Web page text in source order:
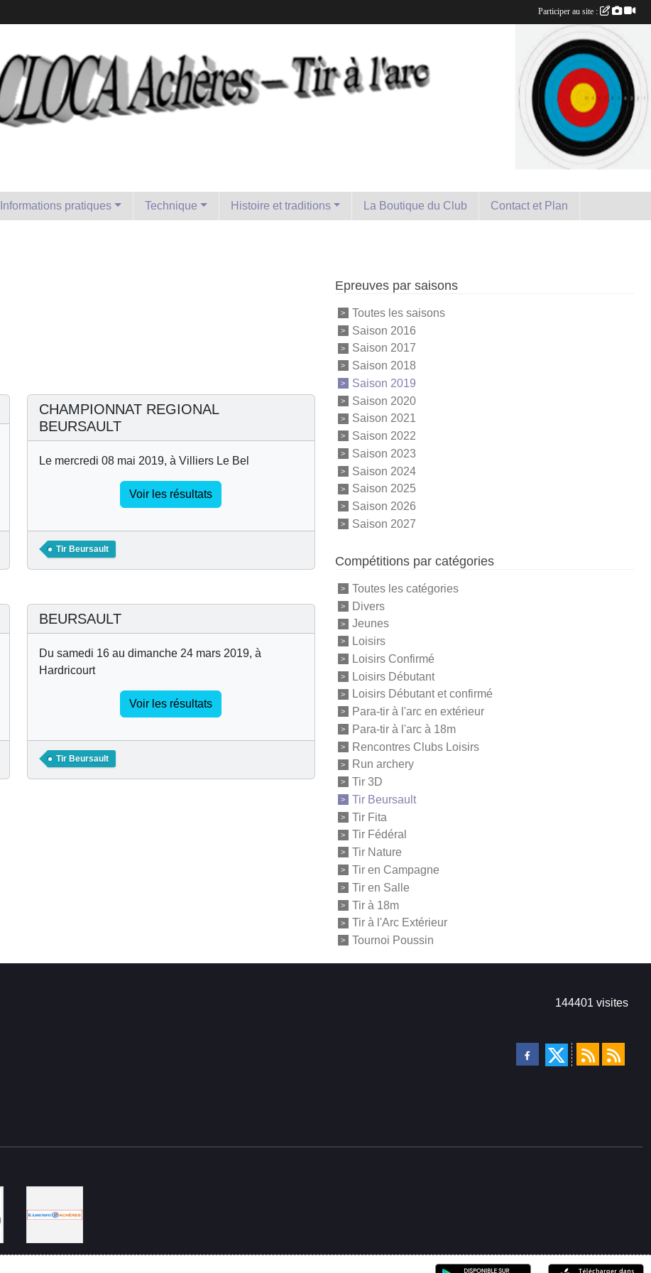
Informations pratiques Technique Histoire et traditions La Boutique du Club Contact et Plan
CHAMPIONNAT REGIONAL
BEURSAULT
Le mercredi 08 mai 2019, à Villiers Le Bel
Voir les résultats
Tir Beursault
BEURSAULT
Du samedi 16 au dimanche 24 mars 2019, à
Hardricourt
Voir les résultats
Tir Beursault
Epreuves par saisons
Toutes les saisons
Saison 2016
Saison 2017
Saison 2018
Saison 2019
Saison 2020
Saison 2021
Saison 2022
Saison 2023
Saison 2024
Saison 2025
Saison 2026
Saison 2027
Compétitions par catégories
Toutes les catégories
Divers
Jeunes
Loisirs
Loisirs Confirmé
Loisirs Débutant
Loisirs Débutant et confirmé
Para-tir à l'arc en extérieur
Para-tir à l'arc à 18m
Rencontres Clubs Loisirs
Run archery
Tir 3D
Tir Beursault
Tir Fita
Tir Fédéral
Tir Nature
Tir en Campagne
Tir en Salle
Tir à 18m
Tir à l'Arc Extérieur
Tournoi Poussin
144401 visites
Participer au site :